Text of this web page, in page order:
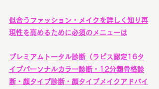
似合うファッション・メイクを詳しく知り再
現性を高めるために必須のメニューは
プレミアムトータル診断 （ラピス認定16タ
イプパーソナルカラー診断・12分類骨格診
断・顔タイプ診断・顔タイプメイクアドバイ